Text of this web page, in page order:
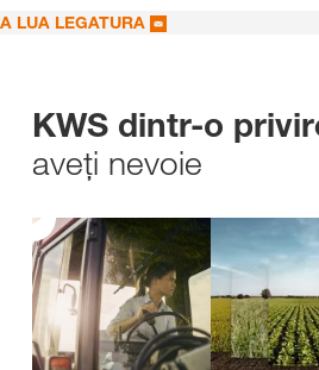
A LUA LEGATURA
KWS dintr-o
aveți nevoie